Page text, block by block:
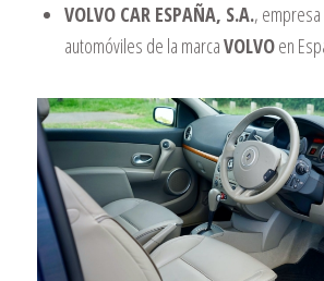
VOLVO CAR ESPAÑA, S.A.,
automóviles de la marcaVOLVOen